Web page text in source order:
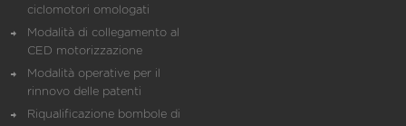
ciclomotori omologati
Modalità di collegamento al
CED motorizzazione
Modalità operative per il
rinnovo delle patenti
Riqualificazione bombole di